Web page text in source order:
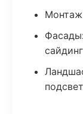
Монтаж
сайдинг